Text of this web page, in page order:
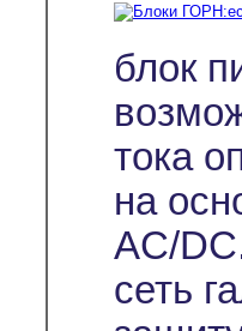
блок
тока
на
AC/
сеть